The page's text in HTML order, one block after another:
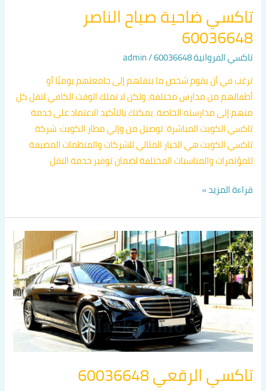
تاكسي ضاحية صباح الناصر
60036648
تاكسي الفروانية 60036648 /
admin
ترغب في أن يقوم شخص ما بنقلهم إلى جامعتهم يوميًا أو
أطفالهم من مدارس مختلفة، ولكن لا تملك الوقت الكافي لنقل كل
منهم إلى مدارسته الخاصة. يمكنك بالتأكيد الاعتماد على خدمة
تاكسي الكويت المباشرة. توصيل من وإلي مطار الكويت: شركة
تاكسي الكويت هي الخيار المثالي للشركات والمنظمات المضيفة
للمؤتمرات والمناسبات المختلفة لضمان توفير خدمة النقل
قراءة المزيد »
تاكسي الرقعي 60036648
تاكسي
الرقعي
60036648